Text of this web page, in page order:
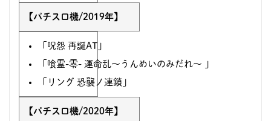
【パチスロ機/2019年】
「呪怨 再誕AT」
「喰霊-零- 運命乱～うんめいのみだれ～ 」
「リング 恐襲ノ連鎖」
【パチスロ機/2020年】